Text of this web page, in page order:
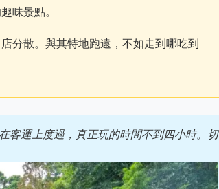
味景點。
分散。與其特地跑遠，不如走到哪吃到
客運上度過，真正玩的時間不到四小時。切